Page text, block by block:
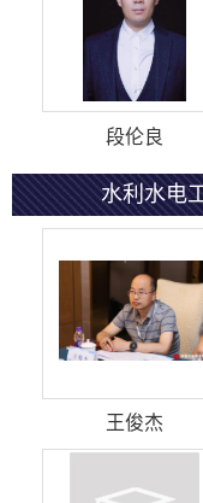
段伦良
水利水电
王俊杰